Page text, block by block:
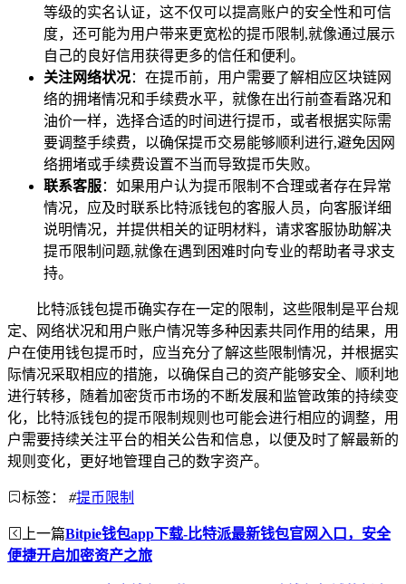
等级的实名认证，这不仅可以提高账户的安全性和可信
度，还可能为用户带来更宽松的提币限制,就像通过展示
自己的良好信用获得更多的信任和便利。
关注网络状况：在提币前，用户需要了解相应区块链网
络的拥堵情况和手续费水平，就像在出行前查看路况和
油价一样，选择合适的时间进行提币，或者根据实际需
要调整手续费，以确保提币交易能够顺利进行,避免因网
络拥堵或手续费设置不当而导致提币失败。
联系客服：如果用户认为提币限制不合理或者存在异常
情况，应及时联系比特派钱包的客服人员，向客服详细
说明情况，并提供相关的证明材料，请求客服协助解决
提币限制问题,就像在遇到困难时向专业的帮助者寻求支
持。
比特派钱包提币确实存在一定的限制，这些限制是平台规
定、网络状况和用户账户情况等多种因素共同作用的结果，用
户在使用钱包提币时，应当充分了解这些限制情况，并根据实
际情况采取相应的措施，以确保自己的资产能够安全、顺利地
进行转移，随着加密货币市场的不断发展和监管政策的持续变
化，比特派钱包的提币限制规则也可能会进行相应的调整，用
户需要持续关注平台的相关公告和信息，以便及时了解最新的
规则变化，更好地管理自己的数字资产。
标签： #提币限制
上一篇Bitpie钱包app下载-比特派最新钱包官网入口，安全
便捷开启加密资产之旅